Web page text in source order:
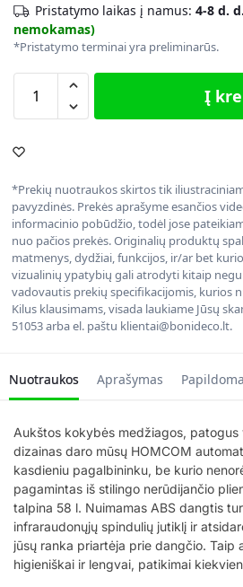
Pristatymo laikas į namus: 4-8 d. d.
nemokamas)
*Pristatymo terminai yra preliminarūs.
Į
*Prekių nuotraukos skirtos tik
pavyzdinės. Prekės aprašyme esančios
informacinio pobūdžio, todėl jose
nuo pačios prekės. Originalių produktų
matmenys, dydžiai, funkcijos, ir/ar bet
vizualinių ypatybių gali atrodyti kitaip
vadovautis prekių specifikacijomis, kurios
Kilus klausimams, visada laukiame Jūsų
51053 arba el. paštu klientai@bonideco.lt.
Nuotraukos Aprašymas
Aukštos kokybės medžiagos, patogus
dizainas daro mūsų HOMCOM
kasdieniu pagalbininku, be kurio
pagamintas iš stilingo nerūdijančio
talpina 58 l. Nuimamas ABS dangtis
infraraudonųjų spindulių jutiklį ir
jūsų ranka priartėja prie dangčio. Taip
higieniškai ir lengvai, patikimai